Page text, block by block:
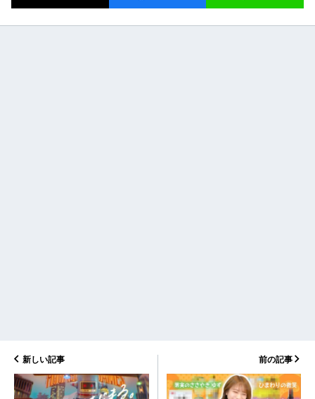
新しい記事 前の記事